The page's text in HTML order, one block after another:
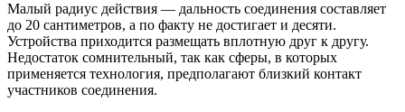
Малый радиус действия — дальность соединения составляет
до 20 сантиметров, а по факту не достигает и десяти.
Устройства приходится размещать вплотную друг к другу.
Недостаток сомнительный, так как сферы, в которых
применяется технология, предполагают близкий контакт
участников соединения.